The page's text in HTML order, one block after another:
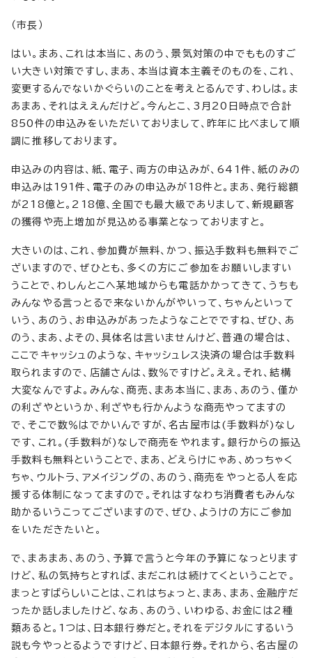
（市長）
はい。まあ、これは本当に、あのう、景気対策の中でもものすご
い大きい対策ですし、まあ、本当は資本主義そのものを、これ、
変更するんでないかぐらいのことを考えとるんです、わしは。ま
あまあ、それはええんだけど。今んとこ、3月20日時点で合計
850件の申込みをいただいておりまして、昨年に比べまして順
調に推移しております。
申込みの内容は、紙、電子、両方の申込みが、641件、紙のみの
申込みは191件、電子のみの申込みが18件と。まあ、発行総額
が218億と。218億、全国でも最大級でありまして、新規顧客
の獲得や売上増加が見込める事業となっておりますと。
大きいのは、これ、参加費が無料、かつ、振込手数料も無料でご
ざいますので、ぜひとも、多くの方にご参加をお願いしますい
うことで、わしんとこへ某地域からも電話かかってきて、うちも
みんなやる言っとるで来ないかんがやいって、ちゃんといって
いう、あのう、お申込みがあったようなことでですね、ぜひ、あ
のう、まあ、よその、具体名は言いませんけど、普通の場合は、
ここでキャッシュのような、キャッシュレス決済の場合は手数料
取られますので、店舗さんは、数％ですけど。ええ。それ、結構
大変なんですよ。みんな、商売、まあ本当に、まあ、あのう、僅か
の利ざやというか、利ざやも行かんような商売やってますの
で、そこで数％はでかいんですが、名古屋市は(手数料が)なし
です、これ。(手数料が)なしで商売をやれます。銀行からの振込
手数料も無料ということで、まあ、どえらけにゃあ、めっちゃく
ちゃ、ウルトラ、アメイジングの、あのう、商売をやっとる人を応
援する体制になってますので。それはすなわち消費者もみんな
助かるいうこってございますので、ぜひ、ようけの方にご参加
をいただきたいと。
で、まあまあ、あのう、予算で言うと今年の予算になっとります
けど、私の気持ちとすれば、まだこれは続けてくということで。
まっとすばらしいことは、これはちょっと、まあ、まあ、金融庁だ
ったか話しましたけど、なあ、あのう、いわゆる、お金には2種
類あると。1つは、日本銀行券だと。それをデジタルにするいう
説も今やっとるようですけど、日本銀行券。それから、名古屋の